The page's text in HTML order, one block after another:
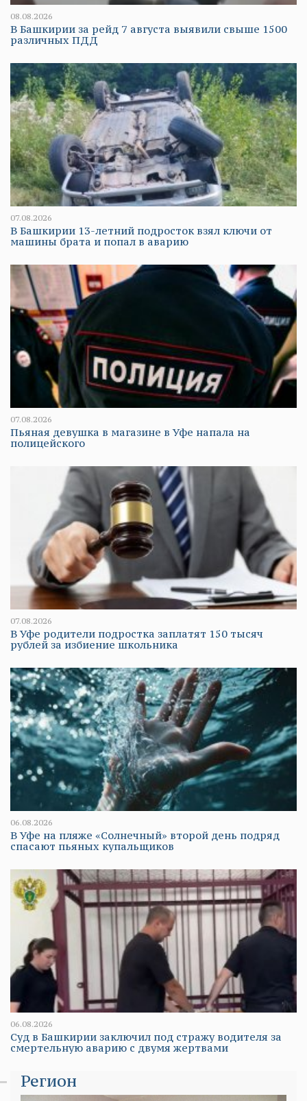
08.08.2026
В Башкирии за рейд 7 августа выявили свыше 1500
различных ПДД
07.08.2026
В Башкирии 13-летний подросток взял ключи от
машины брата и попал в аварию
07.08.2026
Пьяная девушка в магазине в Уфе напала на
полицейского
07.08.2026
В Уфе родители подростка заплатят 150 тысяч
рублей за избиение школьника
06.08.2026
В Уфе на пляже «Солнечный» второй день подряд
спасают пьяных купальщиков
06.08.2026
Суд в Башкирии заключил под стражу водителя за
смертельную аварию с двумя жертвами
Регион